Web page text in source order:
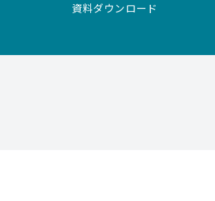
資料ダウンロード